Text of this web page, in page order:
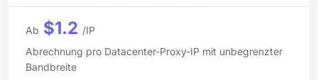
Ab $1.2 /IP
Abrechnung pro Datacenter-Proxy-IP mit unbegrenzter
Bandbreite